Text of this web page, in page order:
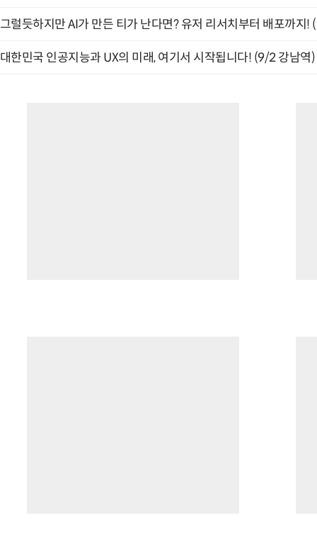
그럴듯하지만 AI가 만든 티가 난다면? 유저 리서치부터 배포까지!
대한민국 인공지능과 UX의 미래, 여기서 시작됩니다! (9/2 강남역)